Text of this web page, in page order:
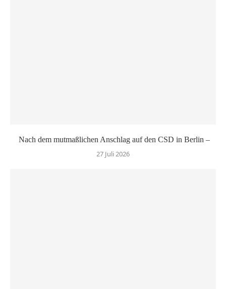
Nach dem mutmaßlichen Anschlag auf den CSD in Berlin –
27 Juli 2026